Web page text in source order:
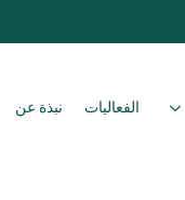
الفعاليات نبذة عن